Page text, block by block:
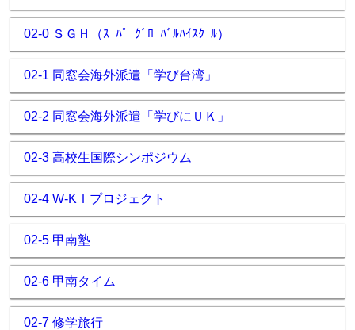
02-0 ＳＧＨ（ｽｰﾊﾟｰｸﾞﾛｰﾊﾞﾙﾊｲｽｸｰﾙ）
02-1 同窓会海外派遣「学び台湾」
02-2 同窓会海外派遣「学びにＵＫ」
02-3 高校生国際シンポジウム
02-4 W-KＩプロジェクト
02-5 甲南塾
02-6 甲南タイム
02-7 修学旅行